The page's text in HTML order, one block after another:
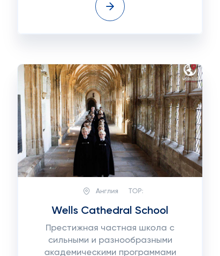
Англия TOP:
Wells Cathedral School
Престижная частная школа с
сильными и разнообразными
академическими программами